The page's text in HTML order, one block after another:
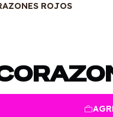
ROJOS